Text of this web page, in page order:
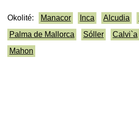
Okolité: Manacor Inca Alcudia
Palma de Mallorca
Sóller Calvi`a
Mahon